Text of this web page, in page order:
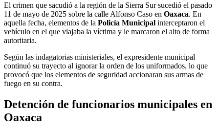
El crimen que sacudió a la región de la Sierra Sur sucedió el pasado
11 de mayo de 2025 sobre la calle Alfonso Caso en Oaxaca. En
aquella fecha, elementos de la Policía Municipal interceptaron el
vehículo en el que viajaba la víctima y le marcaron el alto de forma
autoritaria.
Según las indagatorias ministeriales, el expresidente municipal
continuó su trayecto al ignorar la orden de los uniformados, lo que
provocó que los elementos de seguridad accionaran sus armas de
fuego en su contra.
Detención de funcionarios municipales en
Oaxaca